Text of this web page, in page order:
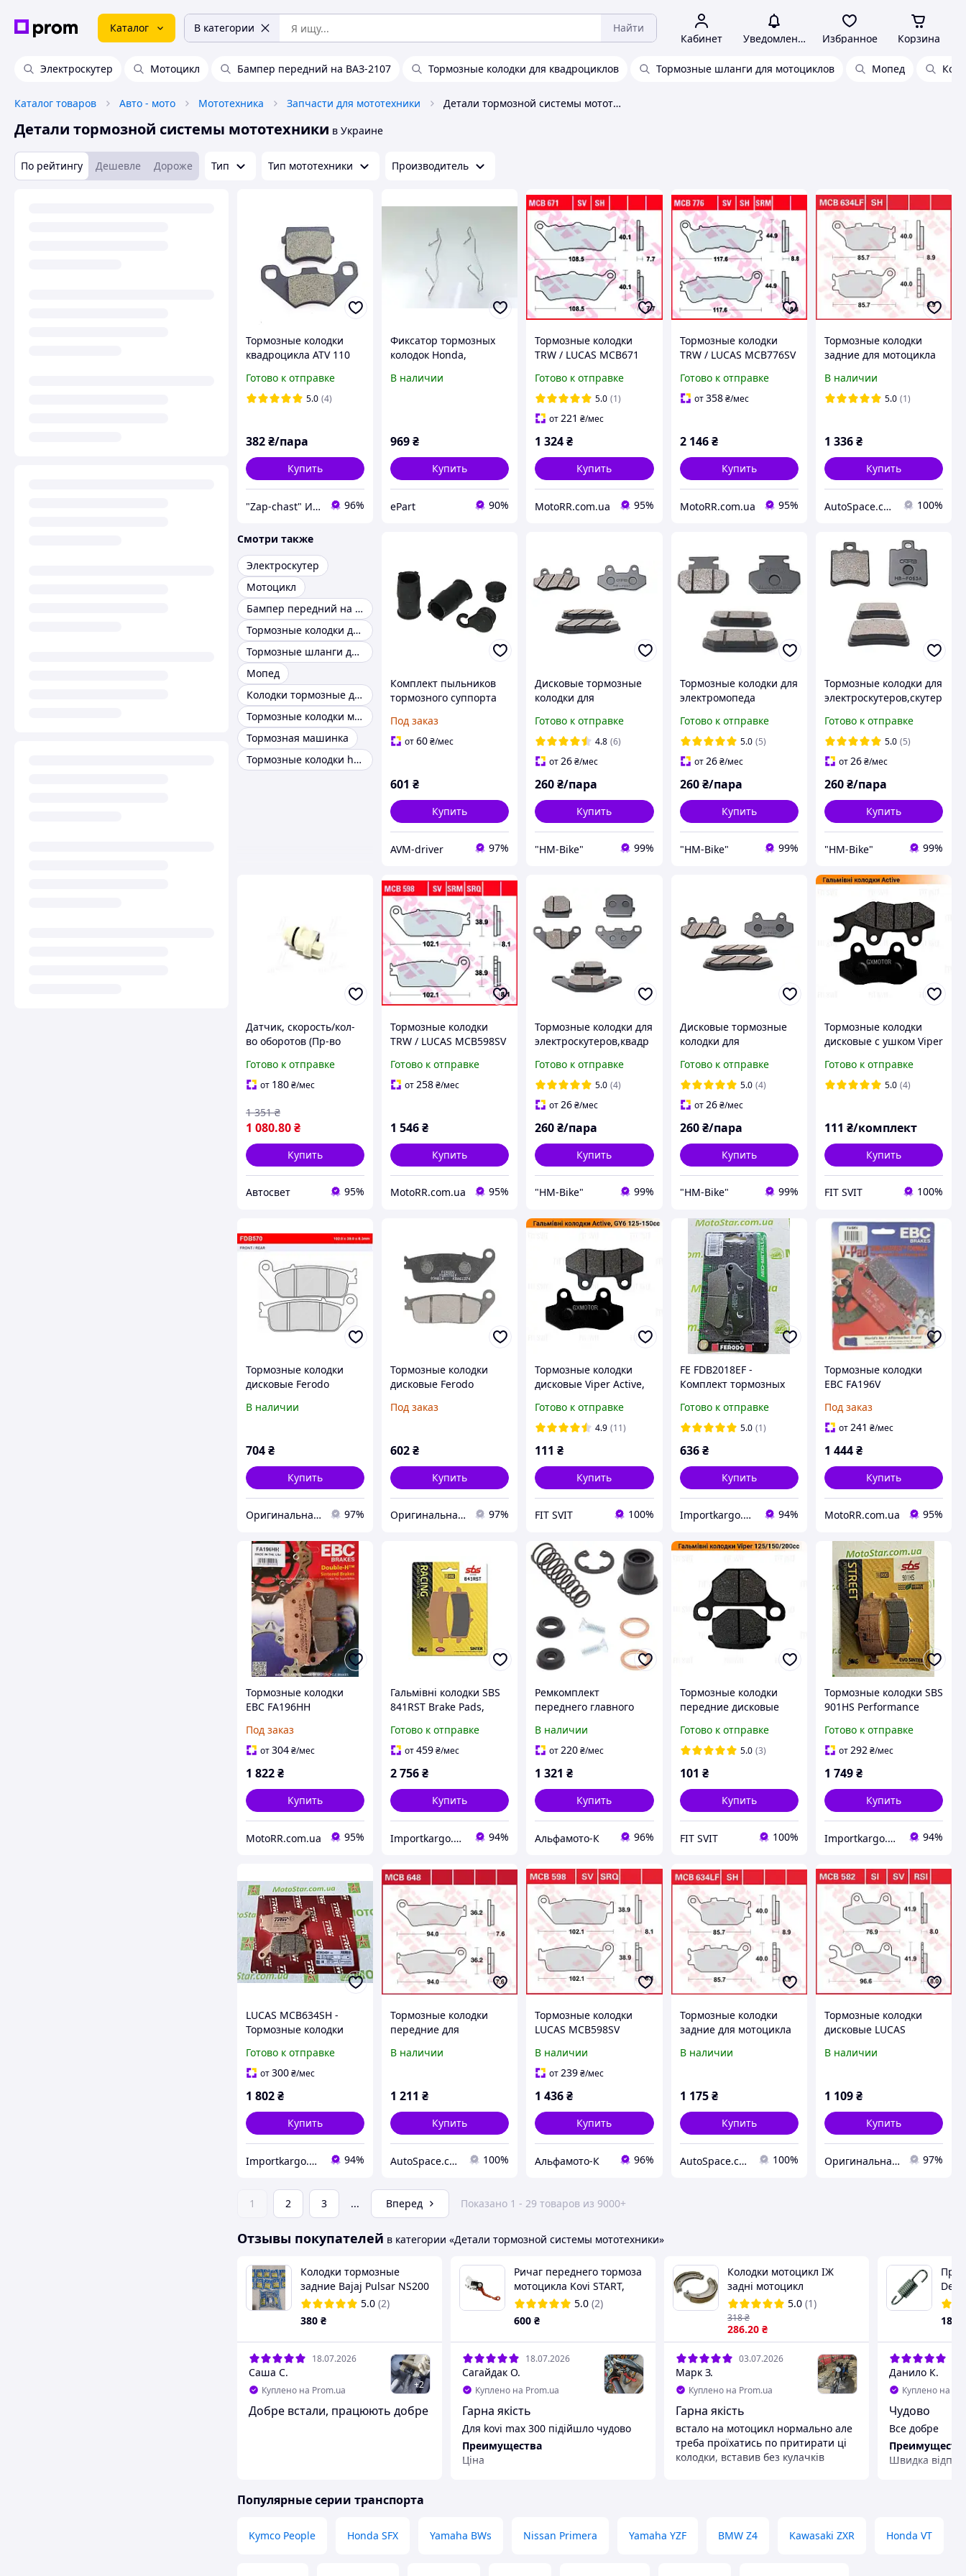
Каталог В категории Найти
Кабинет Уведомления Избранное Корзина
Электроскутер Мотоцикл Бампер передний на ВАЗ-2107 Тормозные колодки для квадроциклов Тормозные шланги для мотоциклов Мопед
Каталог товаров Авто - мото Мототехника Запчасти для мототехники Детали тормозной системы мототехники
Детали тормозной системы мототехники в Украине
По рейтингу Дешевле Дороже Тип Тип мототехники Производитель
Тормозные колодки
квадроцикла ATV 110
передние
Готово к отправке
5.0 (4)
382₴/пара
Купить
"Zap-chast" Интернет магазин. Запчасти для квадроциклов 96%
Фиксатор тормозных
колодок Honda,
В наличии
969₴
Купить
ePart 90%
Тормозные колодки
TRW / LUCAS MCB671
Готово к отправке
5.0 (1)
от221 ₴/мес
1 324₴
Купить
MotoRR.com.ua 95%
Тормозные колодки
TRW / LUCAS MCB776SV
Готово к отправке
от358 ₴/мес
2 146 ₴
Купить
MotoRR.com.ua 95%
Тормозные колодки
задние для мотоцикла
SUZUKI - Bandit |
YAMAHA - Fazer , MT ,
В наличии
5.0 (1)
1 336₴
Купить
AutoSpace.com.ua 100%
Смотри также
Электроскутер
Мотоцикл
Бампер передний на ВАЗ-2107
Тормозные колодки для квадроциклов
Тормозные шланги для мотоциклов
Мопед
Колодки тормозные для скутера
Тормозные колодки мотоцикла
Тормозная машинка
Тормозные колодки honda dio
Комплект пыльников
тормозного суппорта
5409.2/A88085
(1342549)
Под заказ
от60₴/мес
601 ₴
Купить
AVM-driver 97%
Дисковые тормозные
колодки для
GEON DAKAR GNS300
HB-F007
Готово к отправке
4.8 (6)
от26₴/мес
260₴/пара
Купить
"HM-Bike" 99%
Тормозные колодки для
электромопеда
SP211
Готово к отправке
5.0 (5)
от26 ₴/мес
260 ₴/пара
Купить
"HM-Bike" 99%
Тормозные колодки для
электроскутеров,скутер
250 кубов HB-F053A
Готово к отправке
5.0 (5)
от26₴/мес
260₴/пара
Купить
"HM-Bike" 99%
Датчик, скорость/кол-
во оборотов (Пр-во
(Kr)
Готово к отправке
от 180₴/мес
1 080.80₴
1 351 ₴
Купить
Автосвет 95%
Тормозные колодки
TRW / LUCAS MCB598SV
Готово к отправке
от258₴/мес
1 546₴
Купить
MotoRR.com.ua 95%
Тормозные колодки для
электроскутеров,квадр
зад) (150/200/250
перед) SP239
Готово к отправке
5.0 (4)
от26₴/мес
260₴/пара
Купить
"HM-Bike" 99%
Дисковые тормозные
колодки для
GEON DAKAR GNS300
HB-F005 толщина 8мм.
Готово к отправке
5.0 (4)
от 26 ₴/мес
260 ₴/пара
Купить
"HM-Bike" 99%
Тормозные колодки
дисковые с ушком Viper
Готово к отправке
5.0 (4)
111 ₴/комплект
Купить
FIT SVIT 100%
Тормозные колодки
дисковые Ferodo
В наличии
704₴
Купить
Оригинальная линия мотозапчастей 97%
Тормозные колодки
дисковые Ferodo
Под заказ
602₴
Купить
Оригинальная линия мотозапчастей 97%
Тормозные колодки
дисковые Viper Active,
Готово к отправке
4.9 (11)
111 ₴
Купить
FIT SVIT 100%
FE FDB2018EF -
Комплект тормозных
friction
Готово к отправке
5.0 (1)
636 ₴
Купить
Importkargo.сom.ua 94%
Тормозные колодки
EBC FA196V
Под заказ
от241 ₴/мес
1 444₴
Купить
MotoRR.com.ua 95%
Тормозные колодки
EBC FA196HH
Под заказ
от304₴/мес
1 822₴
Купить
MotoRR.com.ua 95%
Гальмівні колодки SBS
841RST Brake Pads,
HONDA, KAWASAKI,
KTM, MV AGUSTA,
YAMAHA
Готово к отправке
от459₴/мес
2 756₴
Купить
Importkargo.сom.ua 94%
Ремкомплект
переднего главного
ALLBALLS 18-1004
В наличии
от220₴/мес
1 321 ₴
Купить
Альфамото-К 96%
Тормозные колодки
передние дисковые
Готово к отправке
5.0 (3)
101 ₴
Купить
FIT SVIT 100%
Тормозные колодки SBS
901HS Performance
Duke R (20-23) front
pads
Готово к отправке
от292₴/мес
1 749₴
Купить
Importkargo.сom.ua 94%
LUCAS MCB634SH -
Тормозные колодки
CBR, CRF, FMX, FORZA,
NC, NT, VT, VTR, VTX, XL;
Готово к отправке
от300₴/мес
1 802₴
Купить
Importkargo.сom.ua 94%
Тормозные колодки
передние для
YAMAHA | BAJAJ |
HUSQVARNA | KTM |
MBK
В наличии
1 211 ₴
Купить
AutoSpace.com.ua 100%
Тормозные колодки
LUCAS MCB598SV
В наличии
от239₴/мес
1 436₴
Купить
Альфамото-К 96%
Тормозные колодки
задние для мотоцикла
SUZUKI - Bandit |
750
В наличии
1 175 ₴
Купить
AutoSpace.com.ua 100%
Тормозные колодки
дисковые LUCAS
В наличии
1 109₴
Купить
Оригинальная линия мотозапчастей 97%
1 2 3 ... Вперед Показано 1 - 29 товаров из 9000+
Отзывы покупателей в категории «Детали тормозной системы мототехники»
Колодки тормозные
задние Bajaj Pulsar NS200
DK151085
5.0 (2)
380 ₴
18.07.2026
Саша С.
Куплено на Prom.ua +2
Добре встали, працюють добре
Ричаг переднего тормоза
мотоцикла Kovi START,
ADVANCE, Kayo
5.0 (2)
600 ₴
18.07.2026
Сагайдак О.
Куплено на Prom.ua
Гарна якість
Для kovi max 300 підійшло чудово
Преимущества
Ціна
Колодки мотоцикл ІЖ
задні мотоцикл
5.0 (1)
286.20 ₴
318₴
03.07.2026
Марк З.
Куплено на Prom.ua
Гарна якість
встало на мотоцикл нормально але
треба проїхатись по притирати ці
колодки, вставив без кулачків
18
Данило К.
Куплено на
Чудово
Все добре
Швидка
Популярные серии транспорта
Kymco People Honda SFX Yamaha BWs Nissan Primera Yamaha YZF BMW Z4 Kawasaki ZXR Honda VT